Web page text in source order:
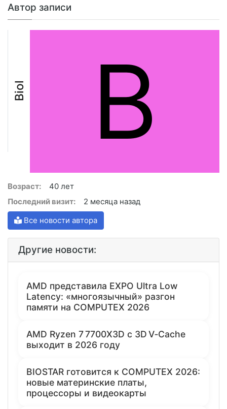
Автор записи
Biol B
Возраст:
40 лет
Последний визит:
2 месяца назад
Все новости автора
Другие новости:
AMD представила EXPO Ultra Low
Latency: «многоязычный» разгон
памяти на COMPUTEX 2026
AMD Ryzen 7 7700X3D с 3D V‑Cache
выходит в 2026 году
BIOSTAR готовится к COMPUTEX 2026:
новые материнские платы,
процессоры и видеокарты